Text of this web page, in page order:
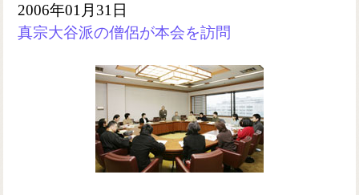
2006年01月31日
真宗大谷派の僧侶が本会を訪問